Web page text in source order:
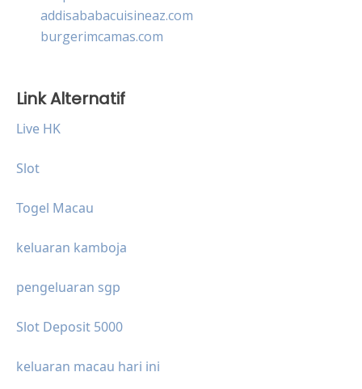
addisababacuisineaz.com
burgerimcamas.com
Link Alternatif
Live HK
Slot
Togel Macau
keluaran kamboja
pengeluaran sgp
Slot Deposit 5000
keluaran macau hari ini